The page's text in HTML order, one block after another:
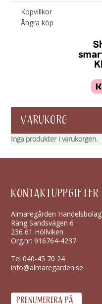
Köpvillkor
Ångra köp
VARUKORG
Inga produkter i varukorgen.
KONTAKTUPPGIFTER
Almaregården Handelsbolag
Räng Sandsvägen 6
236 61 Höllviken
Org.nr: 916764-4237
Tel040-45 70 24
info@almaregarden.se